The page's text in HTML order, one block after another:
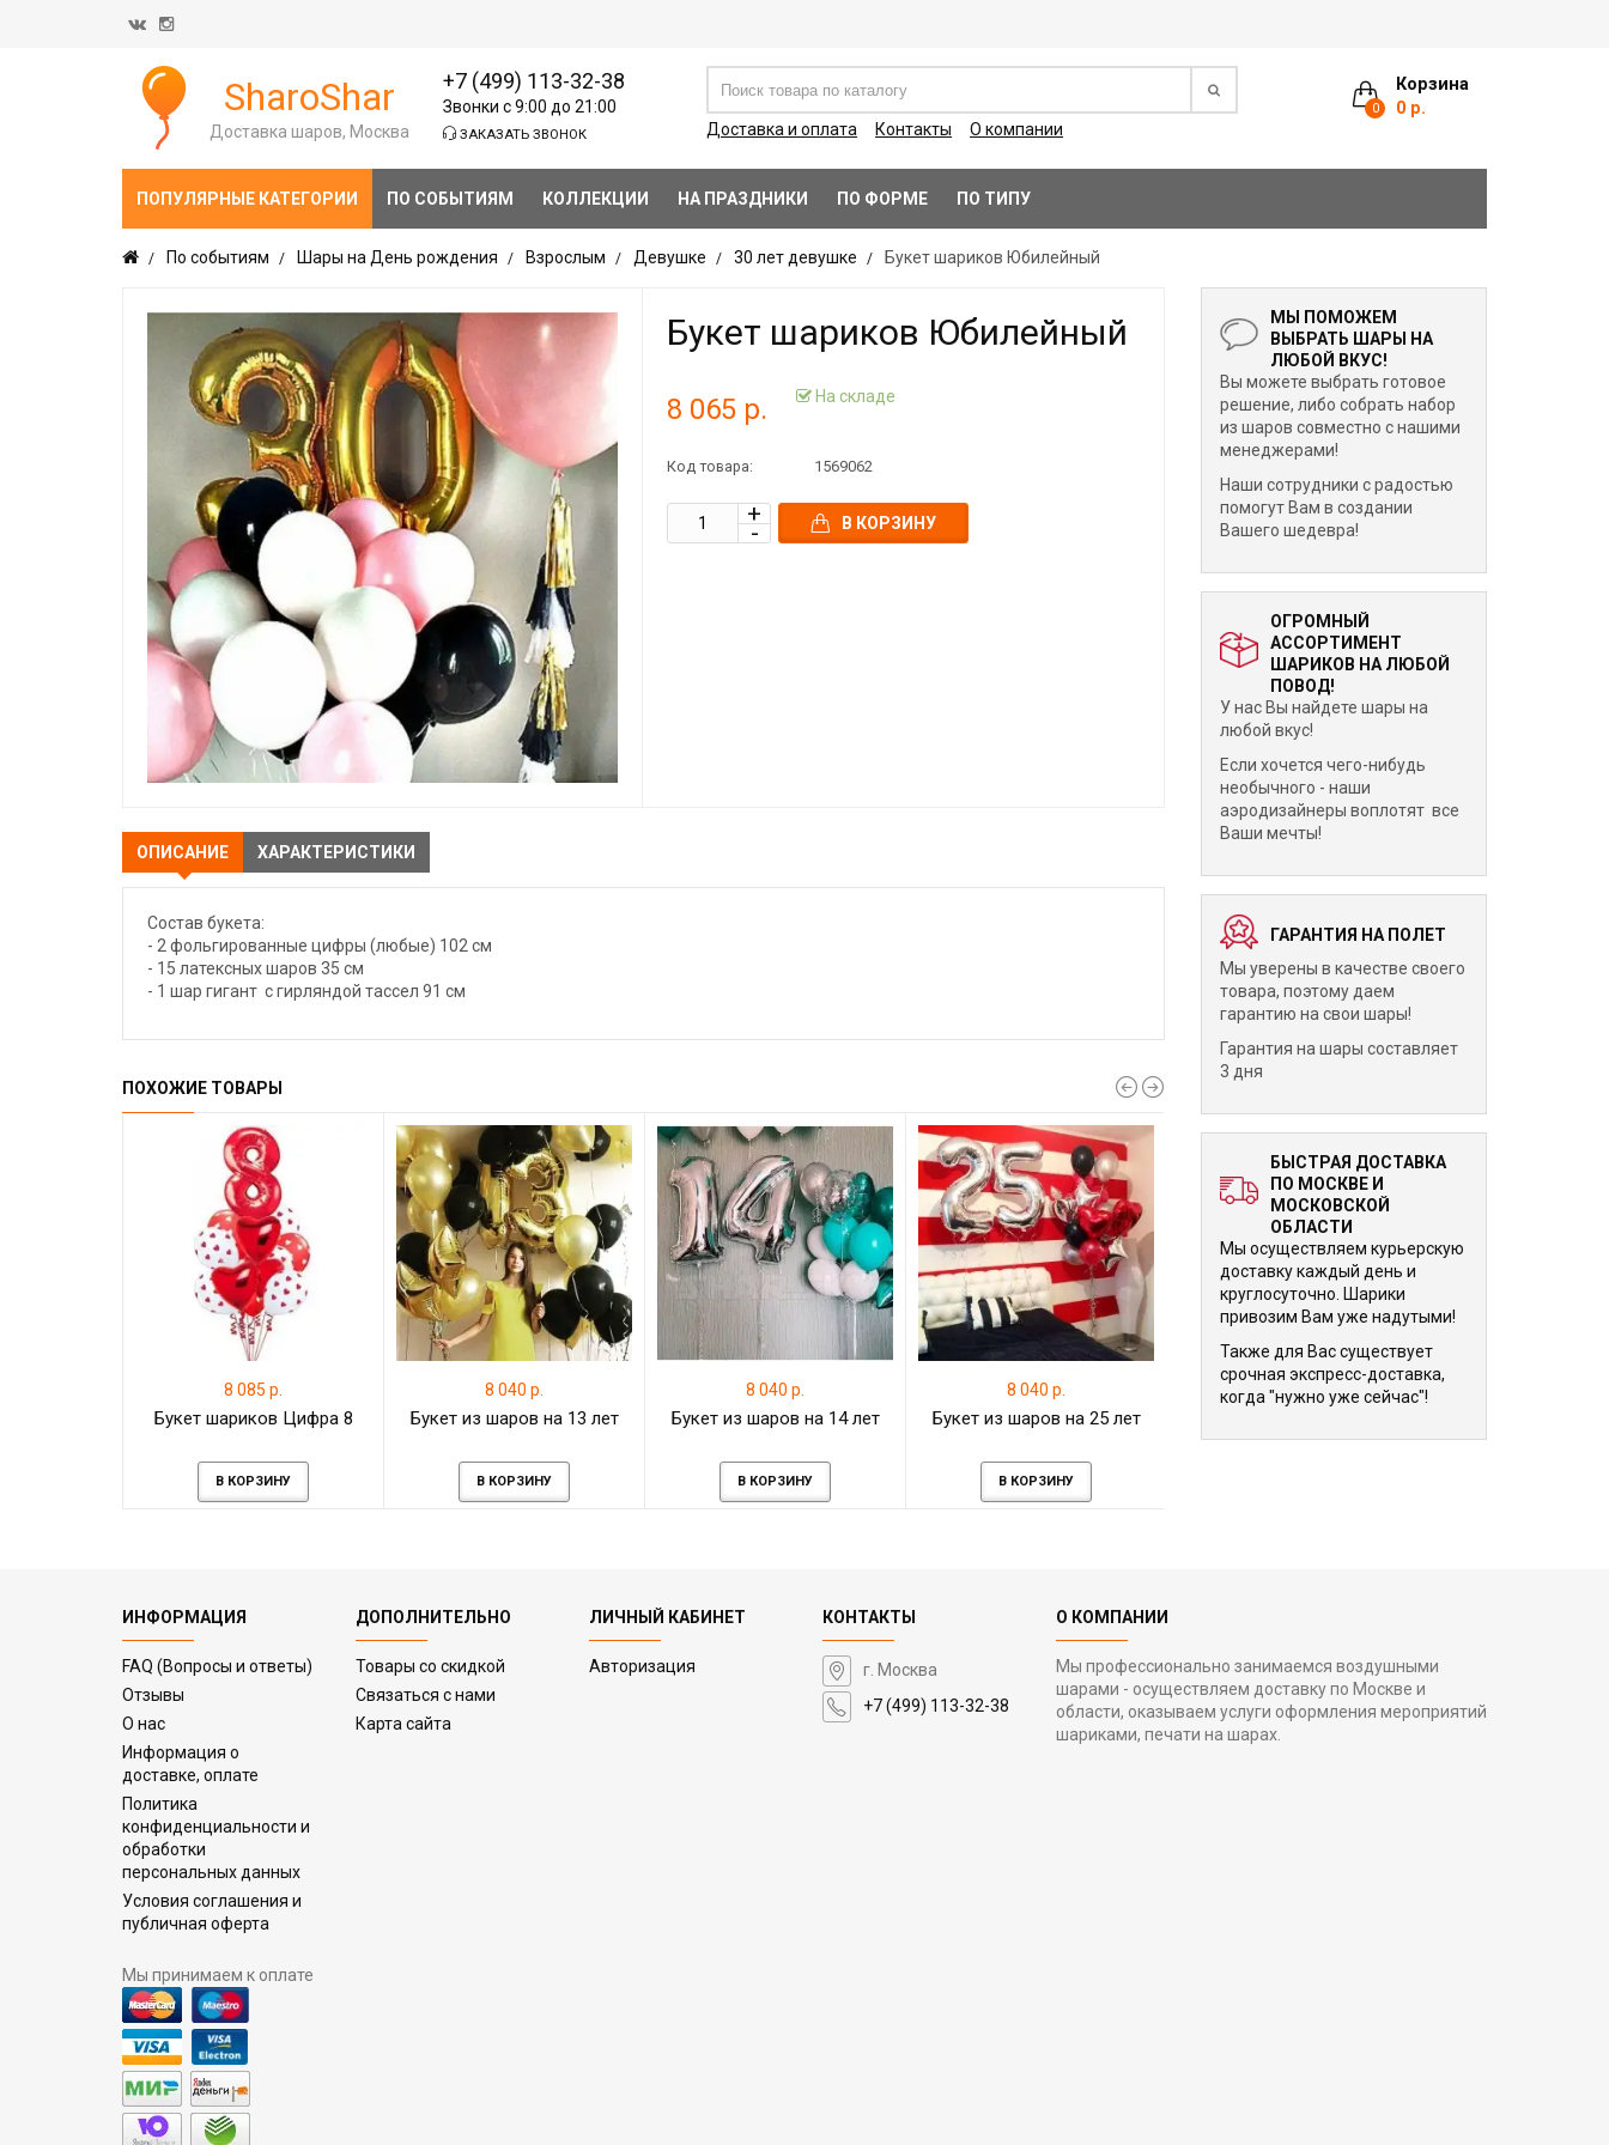
Корзина
0 0 р.
SharoShar
Доставка шаров, Москва
+7 (499) 113-32-38
Звонки с 9:00 до 21:00
ЗАКАЗАТЬ ЗВОНОК Доставка и оплата Контакты О компании
ПОПУЛЯРНЫЕ КАТЕГОРИИ ПО СОБЫТИЯМ КОЛЛЕКЦИИ НА ПРАЗДНИКИ ПО ФОРМЕ ПО ТИПУ
По событиям Шары на День рождения Взрослым Девушке 30 лет девушке Букет шариков Юбилейный
Букет шариков Юбилейный
8 065 р. На складе
Код товара: 1569062
В КОРЗИНУ
ОПИСАНИЕ ХАРАКТЕРИСТИКИ
Состав букета:
- 2 фольгированные цифры (любые) 102 см
- 15 латексных шаров 35 см
- 1 шар гигант с гирляндой тассел 91 см
ПОХОЖИЕ ТОВАРЫ
8 085 р.
Букет шариков Цифра 8
В КОРЗИНУ
8 040 р.
Букет из шаров на 13 лет
В КОРЗИНУ
8 040 р.
Букет из шаров на 14 лет
В КОРЗИНУ
8 040 р.
Букет из шаров на 25 лет
В КОРЗИНУ
8 040 р.
мужчине
МЫ ПОМОЖЕМ
ВЫБРАТЬ ШАРЫ НА
ЛЮБОЙ ВКУС!
Вы можете выбрать готовое
решение, либо собрать набор
из шаров совместно с нашими
менеджерами!
Наши сотрудники с радостью
помогут Вам в создании
Вашего шедевра!
ОГРОМНЫЙ
АССОРТИМЕНТ
ШАРИКОВ НА ЛЮБОЙ
ПОВОД!
У нас Вы найдете шары на
любой вкус!
Если хочется чего-нибудь
необычного - наши
аэродизайнеры воплотят все
Ваши мечты!
ГАРАНТИЯ НА ПОЛЕТ
Мы уверены в качестве своего
товара, поэтому даем
гарантию на свои шары!
Гарантия на шары составляет
3 дня
БЫСТРАЯ ДОСТАВКА
ПО МОСКВЕ И
МОСКОВСКОЙ
ОБЛАСТИ
Мы осуществляем курьерскую
доставку каждый день и
круглосуточно. Шарики
привозим Вам уже надутыми!
Также для Вас существует
срочная экспресс-доставка,
когда "нужно уже сейчас"!
ИНФОРМАЦИЯ
FAQ (Вопросы и ответы)
Отзывы
О нас
Информация о
доставке, оплате
Политика
конфиденциальности и
обработки
персональных данных
Условия соглашения и
публичная оферта
Мы принимаем к оплате
ДОПОЛНИТЕЛЬНО
Товары со скидкой
Связаться с нами
Карта сайта
ЛИЧНЫЙ КАБИНЕТ
Авторизация
КОНТАКТЫ
г. Москва
+7 (499) 113-32-38
О КОМПАНИИ
Мы профессионально занимаемся воздушными
шарами - осуществляем доставку по Москве и
области, оказываем услуги оформления мероприятий
шариками, печати на шарах.